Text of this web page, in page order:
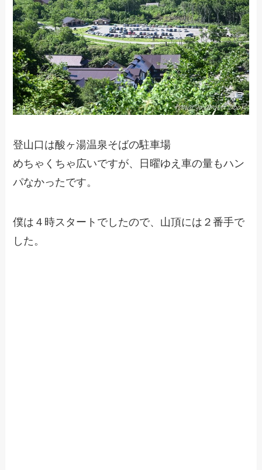
登山口は酸ヶ湯温泉そばの駐車場
めちゃくちゃ広いですが、日曜ゆえ車の量もハン
パなかったです。
僕は４時スタートでしたので、山頂には２番手で
した。